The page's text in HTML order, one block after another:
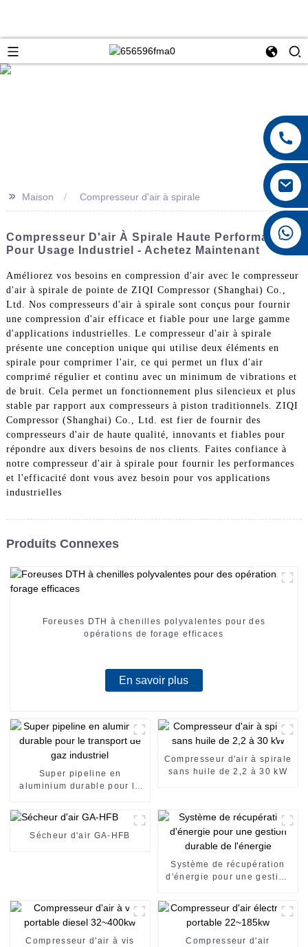
>> Maison Compresseur d'air à spirale
Compresseur D'air À Spirale Haute Performance
Pour Usage Industriel - Achetez Maintenant
Améliorez vos besoins en compression d'air avec le compresseur
d'air à spirale de pointe de ZIQI Compressor (Shanghai) Co.,
Ltd. Nos compresseurs d'air à spirale sont conçus pour fournir
une compression d'air efficace et fiable pour une large gamme
d'applications industrielles. Le compresseur d'air à spirale
présente une conception unique qui utilise deux éléments en
spirale pour comprimer l'air, ce qui permet un flux d'air
comprimé régulier et continu avec un minimum de vibrations et
de bruit. Cela permet un fonctionnement plus silencieux et plus
stable par rapport aux compresseurs à piston traditionnels. ZIQI
Compressor (Shanghai) Co., Ltd. est fier de fournir des
compresseurs d'air de haute qualité, innovants et fiables pour
répondre aux divers besoins de nos clients. Faites confiance à
notre compresseur d'air à spirale pour fournir les performances
et l'efficacité dont vous avez besoin pour vos applications
industrielles
Produits Connexes
Foreuses DTH à chenilles polyvalentes pour des
opérations de forage efficaces
En savoir plus
Super pipeline en
aluminium durable pour le
Compresseur d'air à spirale
sans huile de 2,2 à 30 kW
Sécheur d'air GA-HFB
Système de récupération
d'énergie pour une gestion
Compresseur d'air à vis
Compresseur d'air